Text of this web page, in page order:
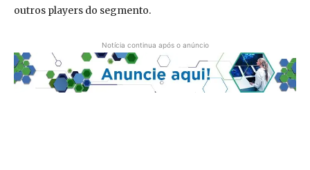
outros players do segmento.
Notícia continua após o anúncio